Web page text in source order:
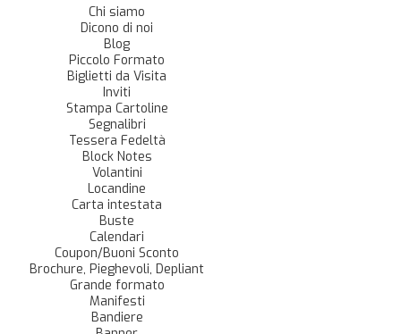
Chi siamo
Dicono di noi
Blog
Piccolo Formato
Biglietti da Visita
Inviti
Stampa Cartoline
Segnalibri
Tessera Fedeltà
Block Notes
Volantini
Locandine
Carta intestata
Buste
Calendari
Coupon/Buoni Sconto
Brochure, Pieghevoli, Depliant
Grande formato
Manifesti
Bandiere